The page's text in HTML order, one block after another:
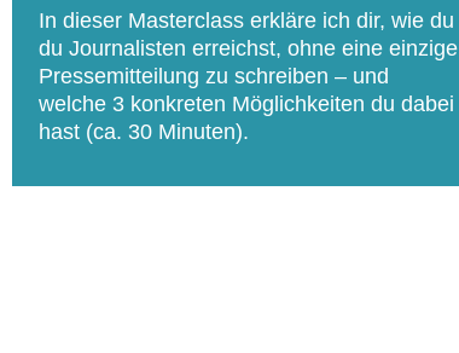
In dieser Masterclass erkläre ich dir, wie du
du Journalisten erreichst, ohne eine einzige
Pressemitteilung zu schreiben – und
welche 3 konkreten Möglichkeiten du dabei
hast (ca. 30 Minuten).